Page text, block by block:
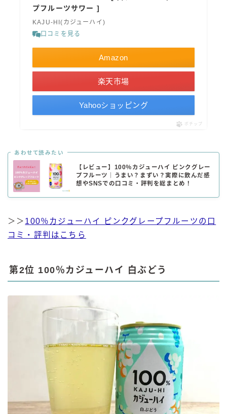
プフルーツサワー ]
KAJU-HI(カジューハイ)
口コミを見る
Amazon
楽天市場
Yahooショッピング
ポチップ
あわせて読みたい
【レビュー】100％カジューハイ ピンクグレー
プフルーツ｜うまい？まずい？実際に飲んだ感
想やSNSでの口コミ・評判を総まとめ！
＞＞ 100％カジューハイ ピンクグレープフルーツの口
コミ・評判はこちら
第2位 100％カジューハイ 白ぶどう